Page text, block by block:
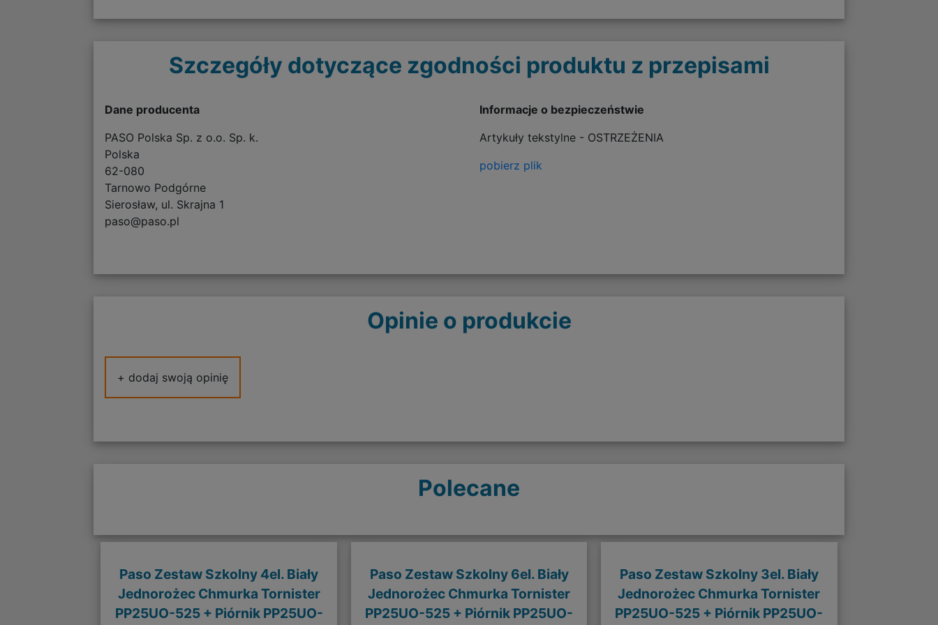
Szczegóły dotyczące zgodności produktu z przepisami
Dane producenta
PASO Polska Sp. z o.o. Sp. k.
Polska
62-080
Tarnowo Podgórne
Sierosław, ul. Skrajna 1
paso@paso.pl
Informacje o bezpieczeństwie
Artykuły tekstylne - OSTRZEŻENIA
pobierz plik
Opinie o produkcie
+ dodaj swoją opinię
Polecane
Paso Zestaw Szkolny 4el. Biały
Jednorożec Chmurka Tornister
PP25UO-525 + Piórnik PP25UO-
Paso Zestaw Szkolny 6el. Biały
Jednorożec Chmurka Tornister
PP25UO-525 + Piórnik PP25UO-
Paso Zestaw Szkolny 3el. Biały
Jednorożec Chmurka Tornister
PP25UO-525 + Piórnik PP25UO-